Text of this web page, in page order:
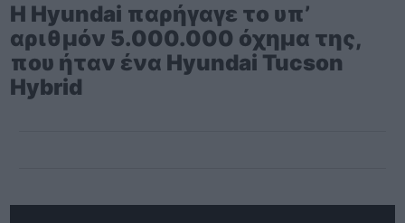
Η Hyundai παρήγαγε το υπ’
αριθμόν 5.000.000 όχημα της,
που ήταν ένα Hyundai Tucson
Hybrid